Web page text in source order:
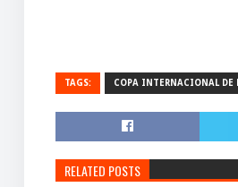
TAGS: COPA INTERNACIONAL DE
RELATED POSTS